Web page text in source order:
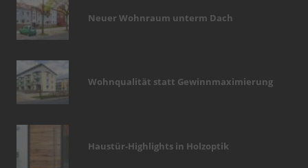
Neuer Wohnraum unterm Dach
Wohnqualität statt Gewinnmaximierung
Haustür-Highlights in Holzoptik